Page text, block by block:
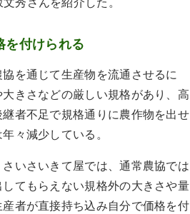
を付けられる
を通じて生産物を流通させるに
きさなどの厳しい規格があり、高
者不足で規格通りに農作物を出せ
々減少している。
さいさいきて屋では、通常農協では
てもらえない規格外の大きさや量
者が直接持ち込み自分で価格を付